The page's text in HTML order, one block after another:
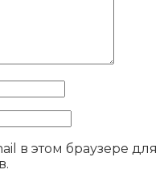
в этом браузере для